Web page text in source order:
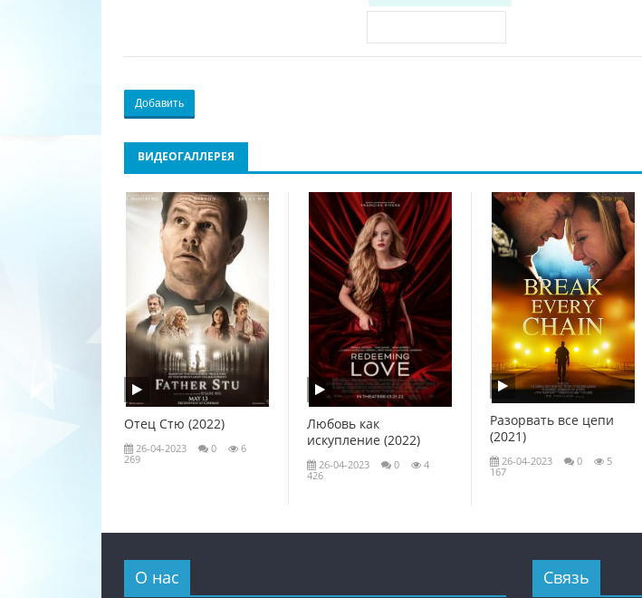
Добавить
ВИДЕОГАЛЛЕРЕЯ
Отец Стю (2022)
26-04-2023 0
6
269
Любовь как
искупление (2022)
26-04-2023 0
4
426
Разорвать все цепи
(2021)
26-04-2023 0
5
167
О нас Связь